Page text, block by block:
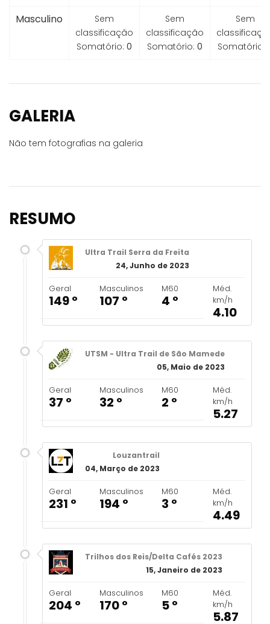
Masculino
Sem
classificação
Somatório: 0
Sem
classificação
Somatório: 0
Sem
Somatório:
GALERIA
Não tem fotografias na galeria
RESUMO
Ultra Trail Serra da Freita
24, Junho de 2023
Geral
149 º
Masculinos
107 º
M60
4 º
Méd.
km/h
4.10
UTSM - Ultra Trail de São Mamede
05, Maio de 2023
Geral
37 º
Masculinos
32 º
M60
2 º
Méd.
km/h
5.27
Louzantrail
04, Março de 2023
Geral
231 º
Masculinos
194 º
M60
3 º
Méd.
km/h
4.49
Trilhos dos Reis/Delta Cafés 2023
15, Janeiro de 2023
Geral
204 º
Masculinos
170 º
M60
5 º
Méd.
km/h
5.87